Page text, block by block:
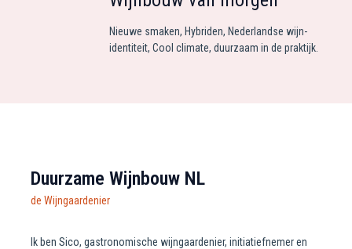
Nieuwe smaken, Hybriden, Nederlandse wijn-
identiteit, Cool climate, duurzaam in de praktijk.
Duurzame Wijnbouw NL
de Wijngaardenier
Ik ben Sico, gastronomische wijngaardenier, initiatiefnemer en